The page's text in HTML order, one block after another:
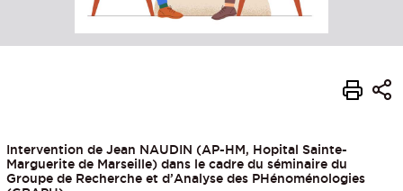
Intervention de Jean NAUDIN (AP-HM, Hopital Sainte-
Marguerite de Marseille) dans le cadre du séminaire du
Groupe de Recherche et d’Analyse des PHénoménologies